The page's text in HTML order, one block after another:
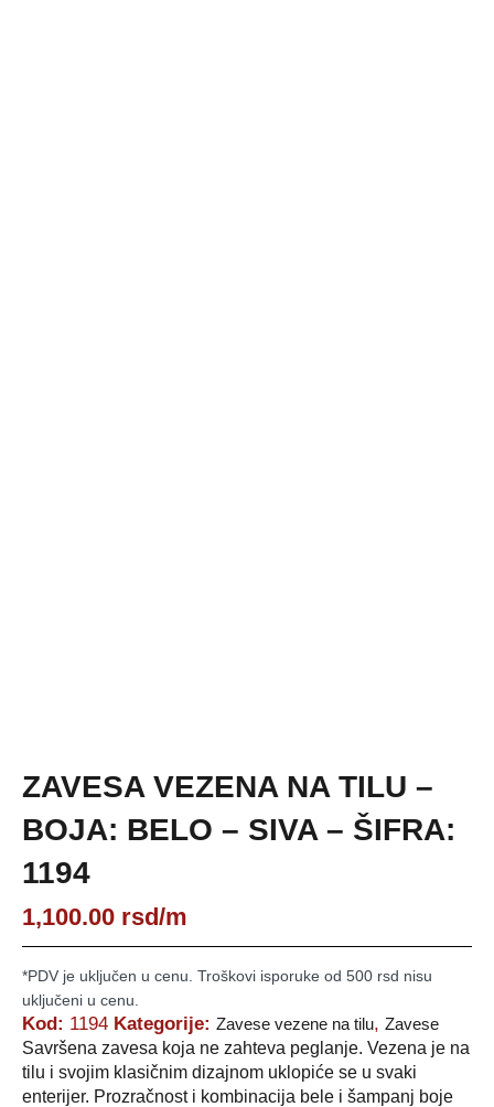
ZAVESA VEZENA NA TILU –
BOJA: BELO – SIVA – ŠIFRA:
1194
1,100.00 rsd/m
*PDV je uključen u cenu. Troškovi isporuke od 500 rsd nisu
uključeni u cenu.
Kod: 1194 Kategorije: Zavese vezene na tilu, Zavese
Savršena zavesa koja ne zahteva peglanje. Vezena je na
tilu i svojim klasičnim dizajnom uklopiće se u svaki
enterijer. Prozračnost i kombinacija bele i šampanj boje